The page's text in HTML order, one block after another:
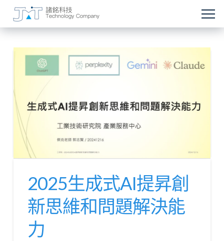
2025生成式AI提昇創
新思維和問題解決能
力